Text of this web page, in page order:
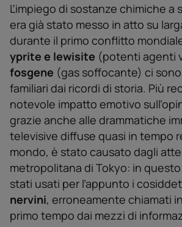
Ľimpiego di sostanze chimiche a
era già stato messo in atto su
durante il primo conflitto
yprite e lewisite (potenti agenti
fosgene (gas soffocante) ci
familiari dai ricordi di storia. Più
notevole impatto emotivo
grazie anche alle drammatiche
televisive diffuse quasi in tempo
mondo, è stato causato dagli
metropolitana di Tokyo: in
stati usati per ľappunto i
nervini, erroneamente chiamati
primo tempo dai mezzi di